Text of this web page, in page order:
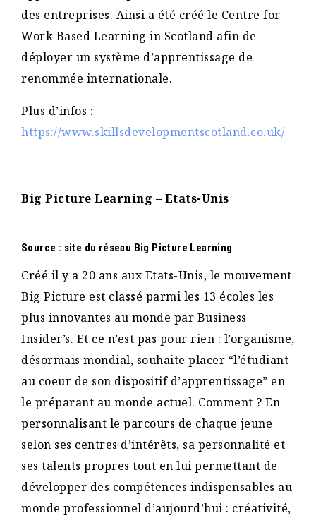
des entreprises. Ainsi a été créé le Centre for
Work Based Learning in Scotland afin de
déployer un système d’apprentissage de
renommée internationale.
Plus d’infos :
https://www.skillsdevelopmentscotland.co.uk/
Big Picture Learning – Etats-Unis
Source : site du réseau Big Picture Learning
Créé il y a 20 ans aux Etats-Unis, le mouvement
Big Picture est classé parmi les 13 écoles les
plus innovantes au monde par Business
Insider’s. Et ce n’est pas pour rien : l’organisme,
désormais mondial, souhaite placer “l’étudiant
au coeur de son dispositif d’apprentissage” en
le préparant au monde actuel. Comment ? En
personnalisant le parcours de chaque jeune
selon ses centres d’intérêts, sa personnalité et
ses talents propres tout en lui permettant de
développer des compétences indispensables au
monde professionnel d’aujourd’hui : créativité,